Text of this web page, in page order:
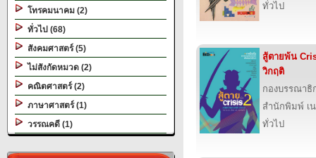
โทรคมนาคม (2)
ทั่วไป (68)
สังคมศาสตร์ (5)
ไม่สังกัดหมวด (2)
คณิตศาสตร์ (2)
ภาษาศาสตร์ (1)
วรรณคดี (1)
ทั่วไป
สู้ตายพ้น
วิกฤติ
กองบรรณาธิ
สำนักพิมพ์ เ
ทั่วไป